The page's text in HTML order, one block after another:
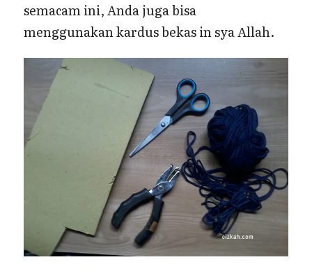
semacam ini, Anda juga bisa
menggunakan kardus bekas in sya Allah.